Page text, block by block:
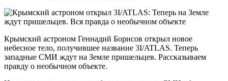
Крымский астроном Геннадий Борисов открыл новое
небесное тело, получившее название 3I/ATLAS. Теперь
западные СМИ ждут на Земле пришельцев. Рассказываем
правду о необычном объекте.